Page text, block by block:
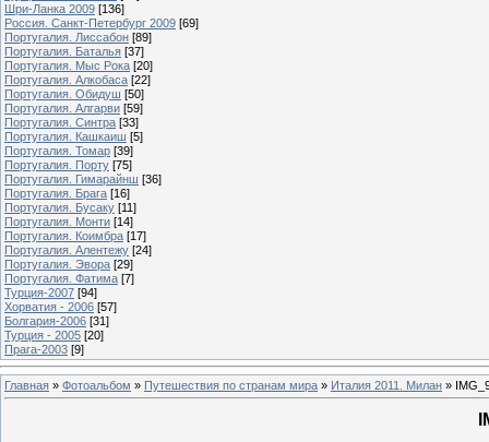
Шри-Ланка 2009 [136]
Россия. Санкт-Петербург 2009 [69]
Португалия. Лиссабон [89]
Португалия. Баталья [37]
Португалия. Мыс Рока [20]
Португалия. Алкобаса [22]
Португалия. Обидуш [50]
Португалия. Алгарви [59]
Португалия. Синтра [33]
Португалия. Кашкаиш [5]
Португалия. Томар [39]
Португалия. Порту [75]
Португалия. Гимарайнш [36]
Португалия. Брага [16]
Португалия. Бусаку [11]
Португалия. Монти [14]
Португалия. Коимбра [17]
Португалия. Алентежу [24]
Португалия. Эвора [29]
Португалия. Фатима [7]
Турция-2007 [94]
Хорватия - 2006 [57]
Болгария-2006 [31]
Турция - 2005 [20]
Прага-2003 [9]
Главная » Фотоальбом » Путешествия по странам мира » Италия 2011. Милан »